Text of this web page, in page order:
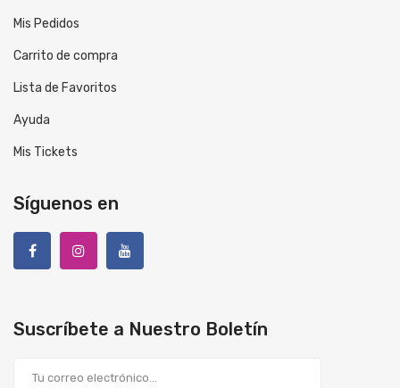
Mis Pedidos
Carrito de compra
Lista de Favoritos
Ayuda
Mis Tickets
Síguenos en
Suscríbete a Nuestro Boletín